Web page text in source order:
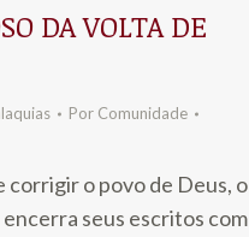
DA VOLTA DE
Por Comunidade
corrigir o povo de Deus, o
seus escritos com